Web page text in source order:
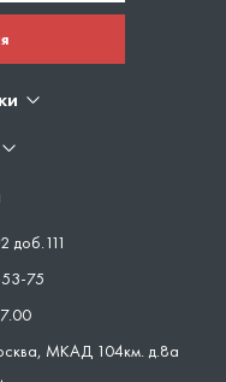
доб.111
75
, МКАД 104км. д.8а